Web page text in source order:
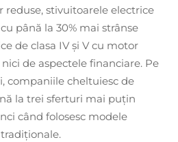
stivuitoarele electrice
până la 30% mai strânse
de clasa IV și V cu motor
de aspectele financiare. Pe
companiile cheltuiesc de
la trei sferturi mai puțin
când folosesc modele